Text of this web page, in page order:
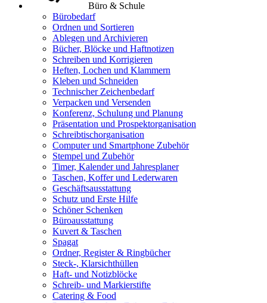
Büro & Schule
Bürobedarf
Ordnen und Sortieren
Ablegen und Archivieren
Bücher, Blöcke und Haftnotizen
Schreiben und Korrigieren
Heften, Lochen und Klammern
Kleben und Schneiden
Technischer Zeichenbedarf
Verpacken und Versenden
Konferenz, Schulung und Planung
Präsentation und Prospektorganisation
Schreibtischorganisation
Computer und Smartphone Zubehör
Stempel und Zubehör
Timer, Kalender und Jahresplaner
Taschen, Koffer und Lederwaren
Geschäftsausstattung
Schutz und Erste Hilfe
Schöner Schenken
Büroausstattung
Kuvert & Taschen
Spagat
Ordner, Register & Ringbücher
Steck-, Klarsichthüllen
Haft- und Notizblöcke
Schreib- und Markierstifte
Catering & Food